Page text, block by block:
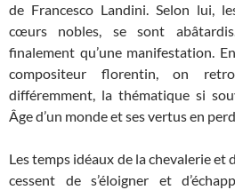
de Francesco Landini. Selon lui,
cœurs nobles, se sont
finalement qu’une manifestation.
compositeur florentin, on
différemment, la thématique si
Âge d’un monde et ses vertus en
Les temps idéaux de la chevalerie et
cessent de s’éloigner et